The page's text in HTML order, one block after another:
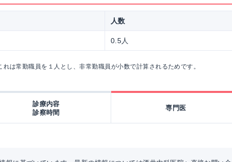
人数
0.5人
は常勤職員を１人とし、非常勤職員が小数で計算されるためです。
診療内容
診察時間
専門医